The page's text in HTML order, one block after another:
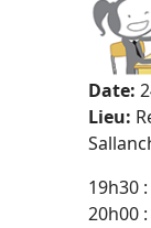
Date:
Lieu:
19h30
20h00